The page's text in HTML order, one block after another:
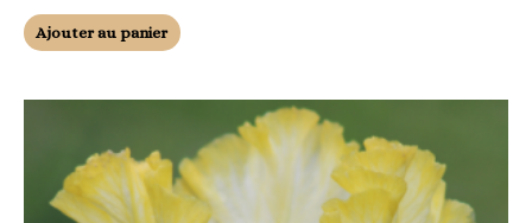
Ajouter au panier